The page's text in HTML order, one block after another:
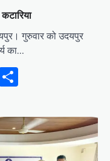
गुरुवार को उदयपुर
का…